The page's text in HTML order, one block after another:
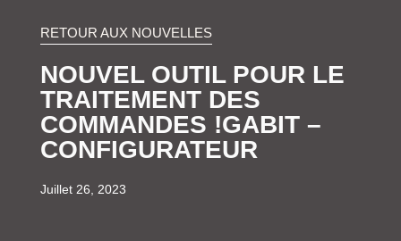
RETOUR AUX NOUVELLES
NOUVEL OUTIL POUR LE
TRAITEMENT DES
COMMANDES !GABIT –
CONFIGURATEUR
Juillet 26, 2023